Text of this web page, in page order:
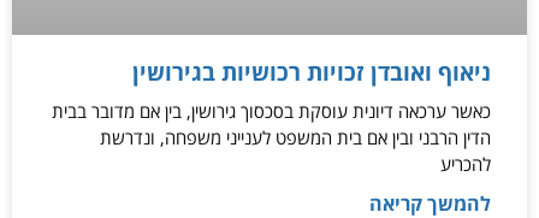
ניאוף ואובדן זכויות רכושיות בגירושין
כאשר ערכאה דיונית עוסקת בסכסוך גירושין, בין אם מדובר בבית
הדין הרבני ובין אם בית המשפט לענייני משפחה, ונדרשת
להכריע
להמשך קריאה